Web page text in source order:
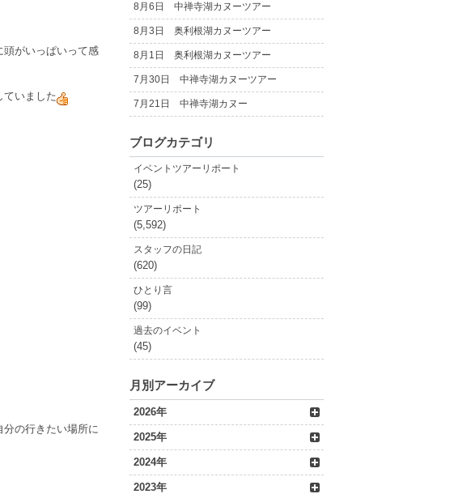
頭がいっぱいって感
ていました
の行きたい場所に
8月6日 中禅寺湖カヌーツアー
8月3日 奥利根湖カヌーツアー
8月1日 奥利根湖カヌーツアー
7月30日 中禅寺湖カヌーツアー
7月21日 中禅寺湖カヌー
ブログカテゴリ
イベントツアーリポート
(25)
ツアーリポート
(5,592)
スタッフの日記
(620)
ひとり言
(99)
過去のイベント
(45)
月別アーカイブ
2026年
2025年
2024年
2023年